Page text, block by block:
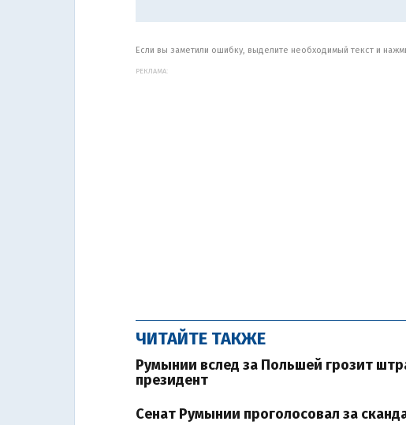
Если вы заметили ошибку, выделите необходимый текст и
РЕКЛАМА:
ЧИТАЙТЕ ТАКЖЕ
Румынии вслед за Польшей грозит
президент
Сенат Румынии проголосовал за